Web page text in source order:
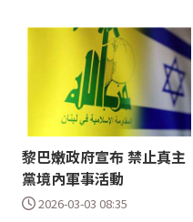
黎巴嫩政府宣布 禁止真主
黨境內軍事活動
2026-03-03 08:35